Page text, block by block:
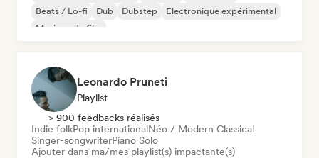
Beats / Lo-fi Dub Dubstep
Electronique expérimental
Musique de film
Leonardo Pruneti
Playlist
> 900 feedbacks réalisés
Indie folkPop internationalNéo / Modern Classical
Singer-songwriterPiano Solo
Ajouter dans ma/mes playlist(s) impactante(s)